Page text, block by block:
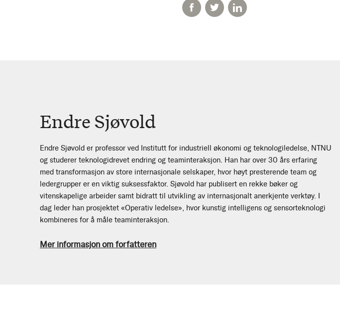
Endre Sjøvold
Endre Sjøvold er professor ved Institutt for industriell økonomi og teknologiledelse, NTNU
og studerer teknologidrevet endring og teaminteraksjon. Han har over 30 års erfaring
med transformasjon av store internasjonale selskaper, hvor høyt presterende team og
ledergrupper er en viktig suksessfaktor. Sjøvold har publisert en rekke bøker og
vitenskapelige arbeider samt bidratt til utvikling av internasjonalt anerkjente verktøy. I
dag leder han prosjektet «Operativ ledelse», hvor kunstig intelligens og sensorteknologi
kombineres for å måle teaminteraksjon.
Mer informasjon om forfatteren